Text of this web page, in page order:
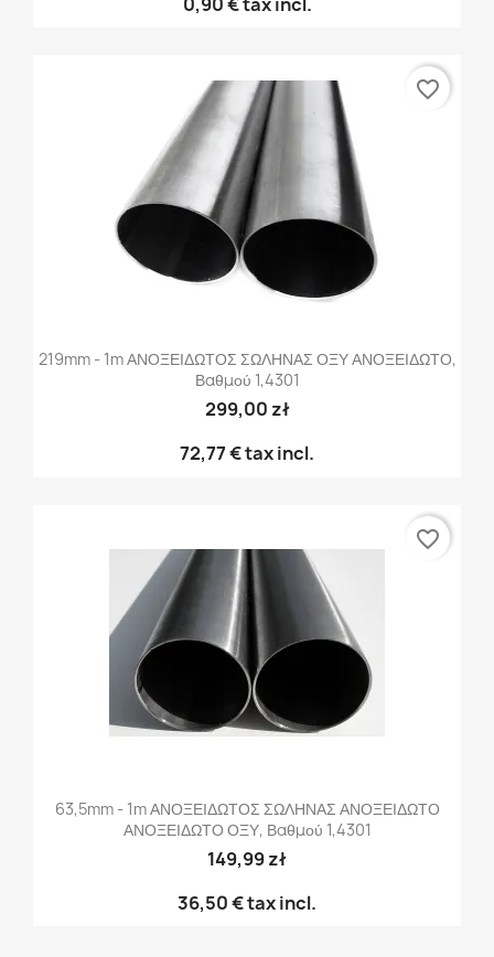
219mm - 1m ΑΝΟΞΕΙΔΩΤΟΣ ΣΩΛΗΝΑΣ ΟΞΥ ΑΝΟΞΕΙΔΩΤΟ,
Βαθμού 1,4301
299,00 zł
72,77 €tax incl.
favorite_border
63,5mm - 1m ΑΝΟΞΕΙΔΩΤΟΣ ΣΩΛΗΝΑΣ ΑΝΟΞΕΙΔΩΤΟ
ΑΝΟΞΕΙΔΩΤΟ ΟΞΥ, Βαθμού 1,4301
149,99 zł
36,50 €tax incl.
favorite_border